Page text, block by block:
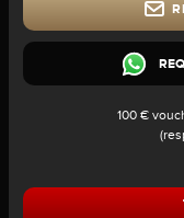
100 €